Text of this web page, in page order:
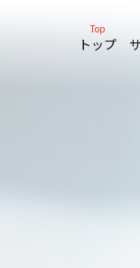
Top
トップ